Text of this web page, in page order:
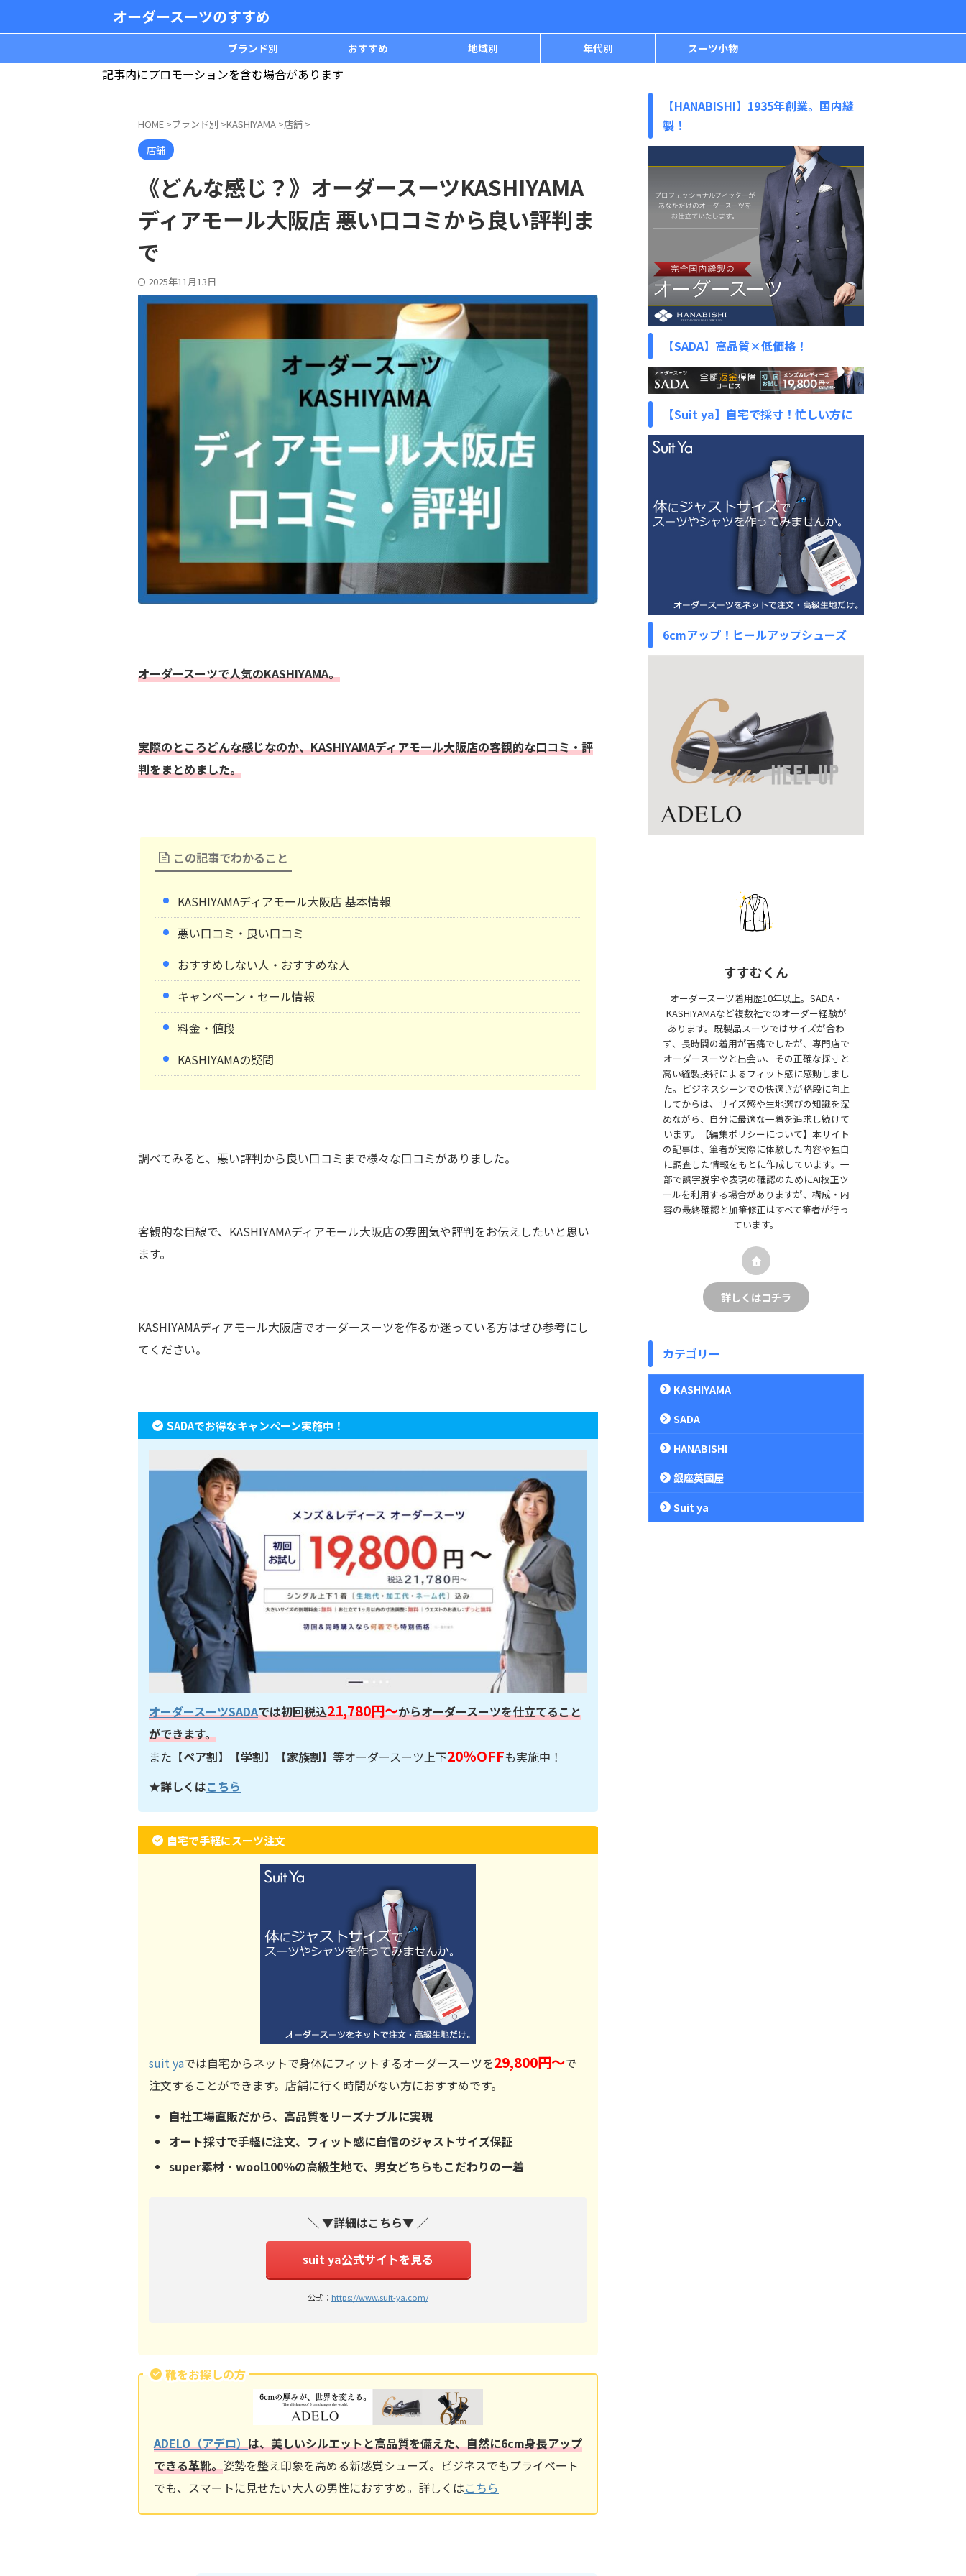
オーダースーツのすすめ
ブランド別 おすすめ 地域別 年代別 スーツ小物
記事内にプロモーションを含む場合があります
HOME >ブランド別 >KASHIYAMA >店舗 >
店舗
《どんな感じ？》オーダースーツKASHIYAMA
ディアモール大阪店 悪い口コミから良い評判ま
で
2025年11月13日
オーダースーツで人気のKASHIYAMA。
実際のところどんな感じなのか、KASHIYAMAディアモール大阪店の客観的な口コミ・評
判をまとめました。
この記事でわかること
KASHIYAMAディアモール大阪店 基本情報
悪い口コミ・良い口コミ
おすすめしない人・おすすめな人
キャンペーン・セール情報
料金・値段
KASHIYAMAの疑問
調べてみると、悪い評判から良い口コミまで様々な口コミがありました。
客観的な目線で、KASHIYAMAディアモール大阪店の雰囲気や評判をお伝えしたいと思い
ます。
KASHIYAMAディアモール大阪店でオーダースーツを作るか迷っている方はぜひ参考にし
てください。
SADAでお得なキャンペーン実施中！
オーダースーツSADAでは初回税込21,780円～からオーダースーツを仕立てること
ができます。
また 【ペア割】【学割】【家族割】等オーダースーツ上下20％OFFも実施中！
★詳しくはこちら
自宅で手軽にスーツ注文
suit yaでは自宅からネットで身体にフィットするオーダースーツを29,800円～で
注文することができます。店舗に行く時間がない方におすすめです。
自社工場直販だから、高品質をリーズナブルに実現
オート採寸で手軽に注文、フィット感に自信のジャストサイズ保証
super素材・wool100％の高級生地で、男女どちらもこだわりの一着
＼ ▼詳細はこちら▼ ／
suit ya公式サイトを見る
公式： https://www.suit-ya.com/
靴をお探しの方
ADELO（アデロ）は、美しいシルエットと高品質を備えた、自然に6cm身長アップ
できる革靴。姿勢を整え印象を高める新感覚シューズ。ビジネスでもプライベート
でも、スマートに見せたい大人の男性におすすめ。詳しくはこちら
【HANABISHI】1935年創業。国内縫
製！
【SADA】高品質×低価格！
【Suit ya】自宅で採寸！忙しい方に
6cmアップ！ヒールアップシューズ
すすむくん
オーダースーツ着用歴10年以上。SADA・
KASHIYAMAなど複数社でのオーダー経験が
あります。既製品スーツではサイズが合わ
ず、長時間の着用が苦痛でしたが、専門店で
オーダースーツと出会い、その正確な採寸と
高い縫製技術によるフィット感に感動しまし
た。ビジネスシーンでの快適さが格段に向上
してからは、サイズ感や生地選びの知識を深
めながら、自分に最適な一着を追求し続けて
います。【編集ポリシーについて】本サイト
の記事は、筆者が実際に体験した内容や独自
に調査した情報をもとに作成しています。一
部で誤字脱字や表現の確認のためにAI校正ツ
ールを利用する場合がありますが、構成・内
容の最終確認と加筆修正はすべて筆者が行っ
ています。
詳しくはコチラ
カテゴリー
KASHIYAMA
SADA
HANABISHI
銀座英國屋
Suit ya